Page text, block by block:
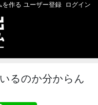
を作る ユーザー登録 ログイン
るのか分からん